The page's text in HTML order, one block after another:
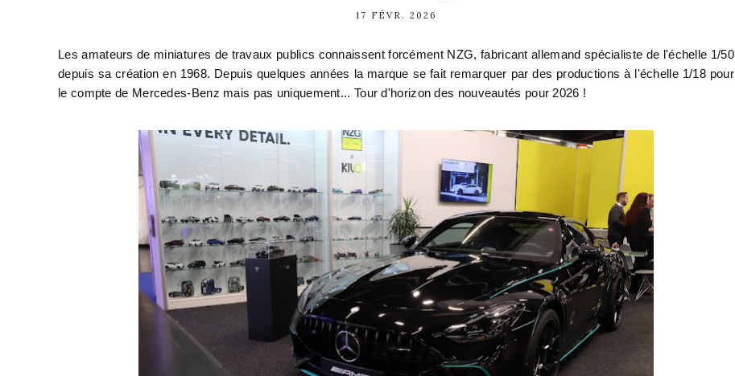
17 FÉVR. 2026
Les amateurs de miniatures de travaux publics connaissent forcément NZG, fabricant allemand spécialiste de l'échelle 1/50
depuis sa création en 1968. Depuis quelques années la marque se fait remarquer par des productions à l'échelle 1/18 pour
le compte de Mercedes-Benz mais pas uniquement... Tour d'horizon des nouveautés pour 2026 !